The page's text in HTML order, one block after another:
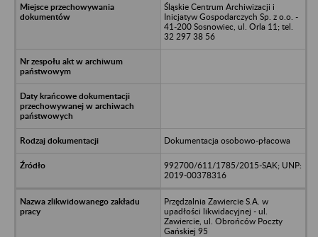
Śląskie Centrum Archiwizacji i
Inicjatyw Gospodarczych Sp. z o.o. -
41-200 Sosnowiec, ul. Orla 11; tel.
32 297 38 56
Dokumentacja osobowo-płacowa
992700/611/1785/2015-SAK; UNP:
2019-00378316
Przędzalnia Zawiercie S.A. w
upadłości likwidacyjnej - ul.
Zawiercie, ul. Obrońców Poczty
Gańskiej 95